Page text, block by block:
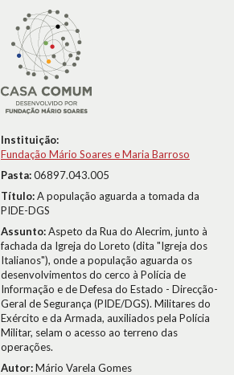
Instituição:
Fundação Mário Soares e Maria Barroso
Pasta:06897.043.005
Título:A população aguarda a tomada da
PIDE-DGS
Assunto:Aspeto da Rua do Alecrim, junto à
fachada da Igreja do Loreto (dita "Igreja dos
Italianos"), onde a população aguarda os
desenvolvimentos do cerco à Polícia de
Informação e de Defesa do Estado - Direcção-
Geral de Segurança (PIDE/DGS). Militares do
Exército e da Armada, auxiliados pela Polícia
Militar, selam o acesso ao terreno das
operações.
Autor:Mário Varela Gomes